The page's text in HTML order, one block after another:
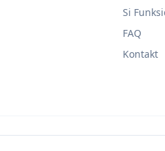
Si
FAQ
Kontakt